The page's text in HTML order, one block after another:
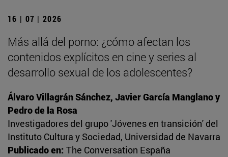
16 | 07 | 2026
Más allá del porno: ¿cómo afectan los
contenidos explícitos en cine y series al
desarrollo sexual de los adolescentes?
Álvaro Villagrán Sánchez, Javier García Manglano y
Pedro de la Rosa
Investigadores del grupo 'Jóvenes en transición' del
Instituto Cultura y Sociedad, Universidad de Navarra
Publicado en: The Conversation España